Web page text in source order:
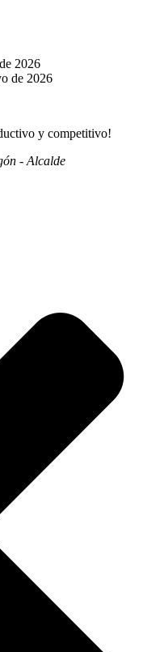
2026
de 2026
y competitivo!
- Alcalde